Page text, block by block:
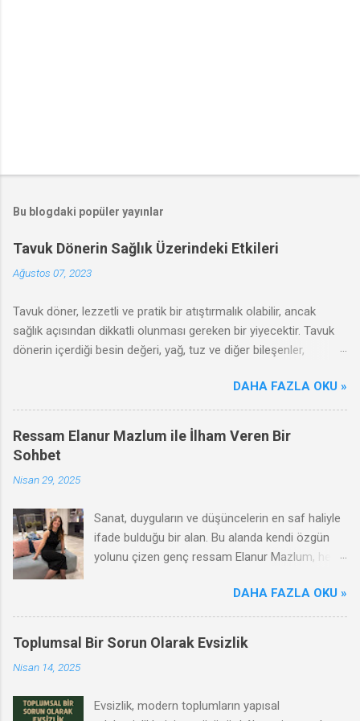
Bu blogdaki popüler yayınlar
Tavuk Dönerin Sağlık Üzerindeki Etkileri
Ağustos 07, 2023
Tavuk döner, lezzetli ve pratik bir atıştırmalık olabilir, ancak
sağlık açısından dikkatli olunması gereken bir yiyecektir. Tavuk
dönerin içerdiği besin değeri, yağ, tuz ve diğer bileşenler,
makalede, tavuk dönerin olumsuz etkileri, zararları ve sağlıklı
tüketim ipuçları hakkında bilgi vereceğiz.
DAHA FAZLA OKU »
Ressam Elanur Mazlum ile İlham Veren Bir
Sohbet
Nisan 29, 2025
Sanat, duyguların ve düşüncelerin en saf haliyle
ifade bulduğu bir alan. Bu alanda kendi özgün
yolunu çizen genç ressam Elanur Mazlum, hem
çekiyor. Renklerin ve formların ardına sakladığı
dünyasında kadının gücünü, gençliğin arayışını
ve sanatın dönüştürücü etkisini ustalıkla
zorlukları konuştuk. Bu keyifli röportajda onun
DAHA FAZLA OKU »
Toplumsal Bir Sorun Olarak Evsizlik
Nisan 14, 2025
Evsizlik, modern toplumların yapısal